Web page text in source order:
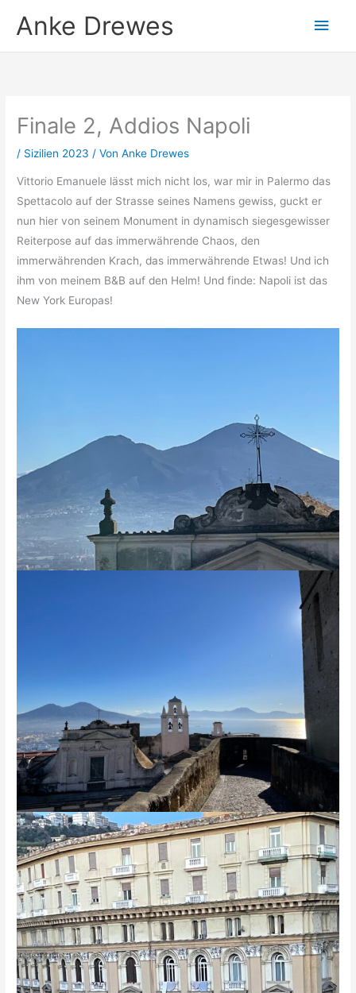
InhaltAnke Drewes
Finale 2, Addios Napoli
/ Sizilien 2023 / VonAnke Drewes
Vittorio Emanuele lässt mich nicht los, war mir in Palermo das
Spettacolo auf der Strasse seines Namens gewiss, guckt er
nun hier von seinem Monument in dynamisch siegesgewisser
Reiterpose auf das immerwährende Chaos, den
immerwährenden Krach, das immerwährende Etwas! Und ich
ihm von meinem B&B auf den Helm! Und finde: Napoli ist das
New York Europas!